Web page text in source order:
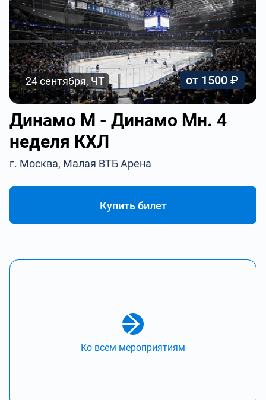
24 сентября, ЧТ от 1500 ₽
Динамо М - Динамо Мн. 4
неделя КХЛ
г. Москва, Малая ВТБ Арена
Купить билет
Ко всем мероприятиям